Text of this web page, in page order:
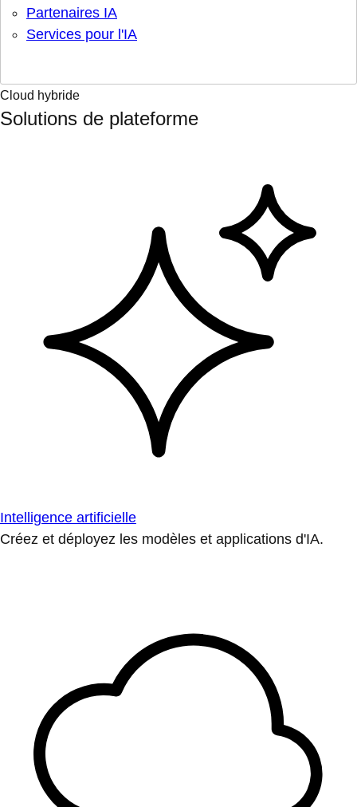
Partenaires IA
Services pour l'IA
Cloud hybride
Solutions de plateforme
Intelligence artificielle
Créez et déployez les modèles et applications d'IA.